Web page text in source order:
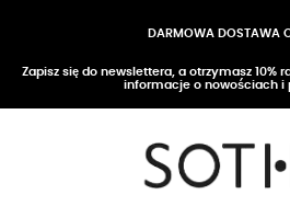
DARMOWA DOSTAWA
Zapisz się do newslettera, a otrzymasz 10%
informacje o nowościach i